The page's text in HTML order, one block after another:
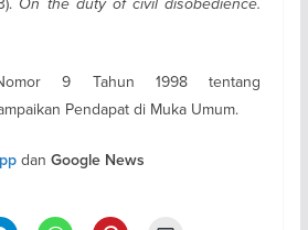
Nomor 9 Tahun 1998 tentang
Pendapat di Muka Umum.
dan Google News